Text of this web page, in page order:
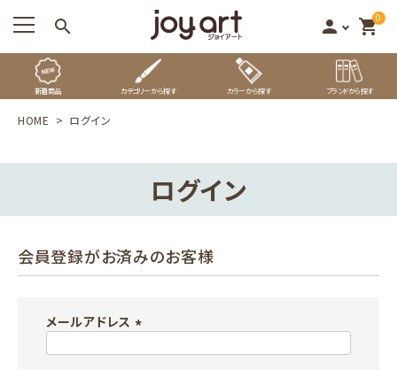
search person 0
shopping_cart
新着商品 カテゴリーから探す カラーから探す ブランドから探す
HOME ログイン
ログイン
会員登録がお済みのお客様
メールアドレス